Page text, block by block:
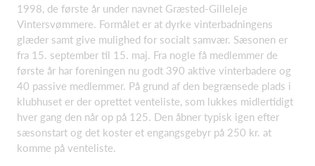
1998, de første år under navnet Græsted-Gilleleje
Vintersvømmere. Formålet er at dyrke vinterbadningens
glæder samt give mulighed for socialt samvær. Sæsonen er
fra 15. september til 15. maj. Fra nogle få medlemmer de
første år har foreningen nu godt 390 aktive vinterbadere og
40 passive medlemmer. På grund af den begrænsede plads i
klubhuset er der oprettet venteliste, som lukkes midlertidigt
hver gang den når op på 125. Den åbner typisk igen efter
sæsonstart og det koster et engangsgebyr på 250 kr. at
komme på venteliste.